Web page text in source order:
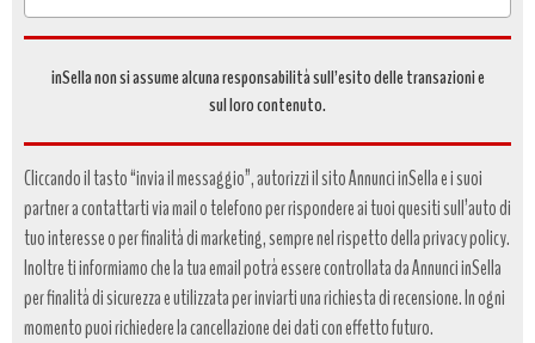
inSella non si assume alcuna responsabilità sull’esito delle transazioni e
sul loro contenuto.
Cliccando il tasto “invia il messaggio”, autorizzi il sito Annunci inSella e i suoi
partner a contattarti via mail o telefono per rispondere ai tuoi quesiti sull’auto di
tuo interesse o per finalità di marketing, sempre nel rispetto della privacy policy.
Inoltre ti informiamo che la tua email potrà essere controllata da Annunci inSella
per finalità di sicurezza e utilizzata per inviarti una richiesta di recensione. In ogni
momento puoi richiedere la cancellazione dei dati con effetto futuro.